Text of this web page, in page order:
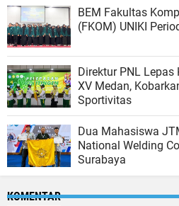
BEM Fakultas
(FKOM)
Direktur PNL
XV Medan,
Sportivitas
Dua Mahasiswa
National Welding
Surabaya
KOMENTAR